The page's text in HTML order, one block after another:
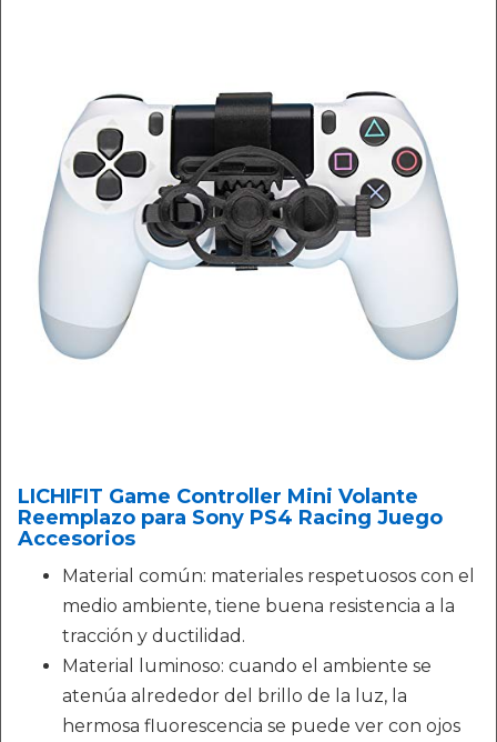
LICHIFIT Game Controller Mini Volante
Reemplazo para Sony PS4 Racing Juego
Accesorios
Material común: materiales respetuosos con el
medio ambiente, tiene buena resistencia a la
tracción y ductilidad.
Material luminoso: cuando el ambiente se
atenúa alrededor del brillo de la luz, la
hermosa fluorescencia se puede ver con ojos